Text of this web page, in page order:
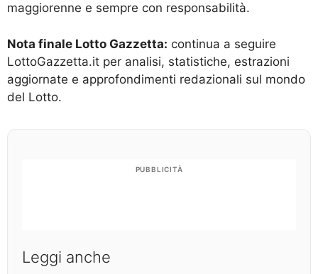
maggiorenne e sempre con responsabilità.
Nota finale Lotto Gazzetta: continua a seguire
LottoGazzetta.it per analisi, statistiche, estrazioni
aggiornate e approfondimenti redazionali sul mondo
del Lotto.
PUBBLICITÀ
Leggi anche